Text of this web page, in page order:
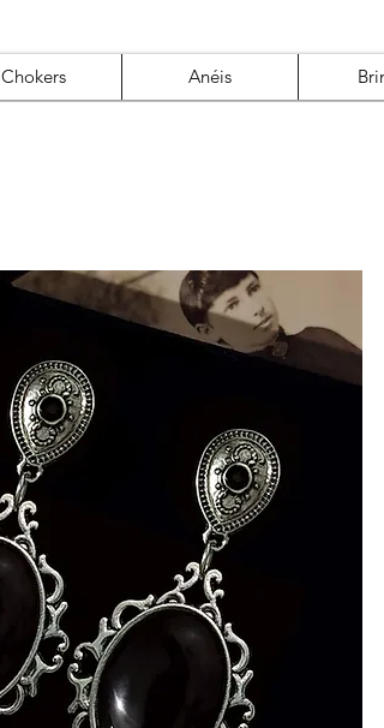
Chokers Anéis